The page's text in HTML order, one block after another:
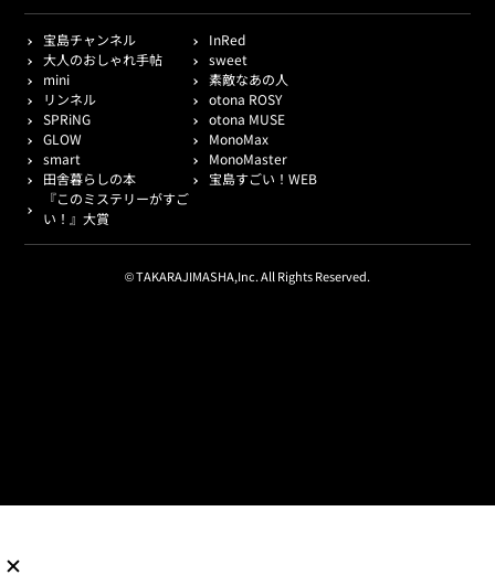
宝島チャンネル
InRed
大人のおしゃれ手帖
sweet
mini
素敵なあの人
リンネル
otona ROSY
SPRiNG
otona MUSE
GLOW
MonoMax
smart
MonoMaster
田舎暮らしの本
宝島すごい！WEB
『このミステリーがすご
い！』大賞
© TAKARAJIMASHA,Inc. All Rights Reserved.